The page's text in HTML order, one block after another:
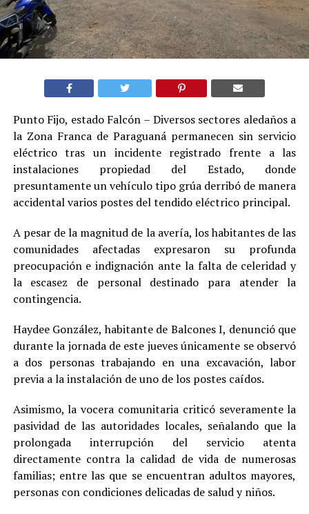
Punto Fijo, estado Falcón – Diversos sectores aledaños a
la Zona Franca de Paraguaná permanecen sin servicio
eléctrico tras un incidente registrado frente a las
instalaciones propiedad del Estado, donde
presuntamente un vehículo tipo grúa derribó de manera
accidental varios postes del tendido eléctrico principal.
A pesar de la magnitud de la avería, los habitantes de las
comunidades afectadas expresaron su profunda
preocupación e indignación ante la falta de celeridad y
la escasez de personal destinado para atender la
contingencia.
Haydee González, habitante de Balcones I, denunció que
durante la jornada de este jueves únicamente se observó
a dos personas trabajando en una excavación, labor
previa a la instalación de uno de los postes caídos.
Asimismo, la vocera comunitaria criticó severamente la
pasividad de las autoridades locales, señalando que la
prolongada interrupción del servicio atenta
directamente contra la calidad de vida de numerosas
familias; entre las que se encuentran adultos mayores,
personas con condiciones delicadas de salud y niños.